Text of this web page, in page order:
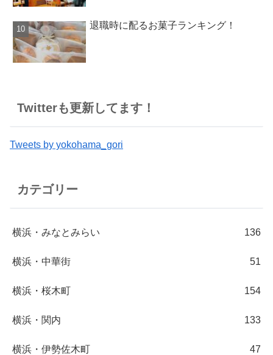
退職時に配るお菓子ランキング！
Twitterも更新してます！
Tweets by yokohama_gori
カテゴリー
横浜・みなとみらい 136
横浜・中華街 51
横浜・桜木町 154
横浜・関内 133
横浜・伊勢佐木町 47